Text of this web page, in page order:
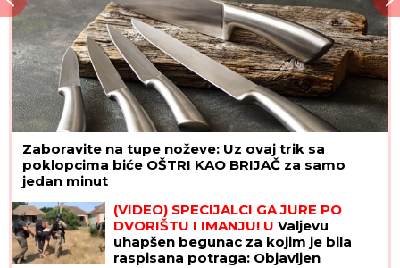
Zaboravite na tupe noževe: Uz ovaj trik sa
poklopcima biće OŠTRI KAO BRIJAČ za samo
jedan minut
(VIDEO) SPECIJALCI GA JURE PO
DVORIŠTU I IMANJU! U Valjevu
uhapšen begunac za kojim je bila
raspisana potraga: Objavljen